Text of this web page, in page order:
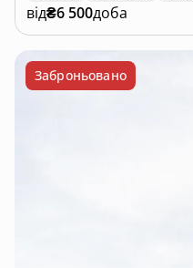
від₴6 500доба
Заброньовано